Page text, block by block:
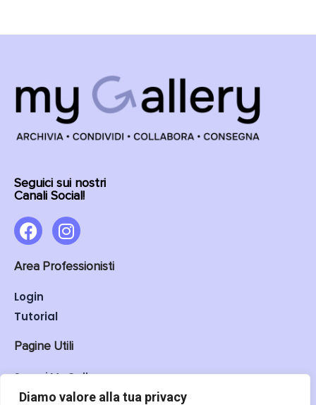
Diamo valore alla tua privacy
Seguici sui nostri
Canali Social!
Area Professionisti
Login
Tutorial
Pagine Utili
Scopri My Gallery
Cloud per fotografi